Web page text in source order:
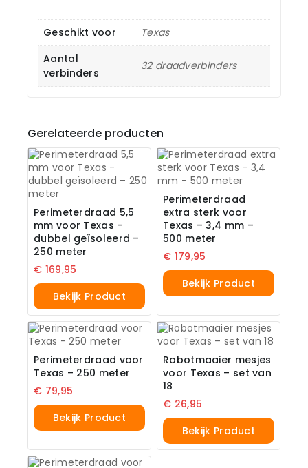
Geschikt voor
Texas
Aantal
verbinders
32 draadverbinders
Gerelateerde producten
Perimeterdraad 5,5
mm voor Texas –
dubbel geïsoleerd –
250 meter
€ 169,95
Bekijk Product
Perimeterdraad
extra sterk voor
Texas – 3,4 mm –
500 meter
€ 179,95
Bekijk Product
Perimeterdraad voor
Texas – 250 meter
€ 79,95
Bekijk Product
Robotmaaier mesjes
voor Texas – set van
18
€ 26,95
Bekijk Product